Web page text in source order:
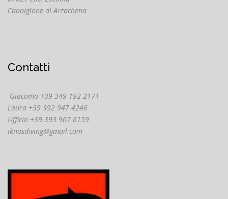
Cannigione di Arzachena
Contatti
Giacomo +39 349 192 2171
Laura +39 392 947 4246
Ufficio +39 393 967 6159
iknosdiving@gmail.com